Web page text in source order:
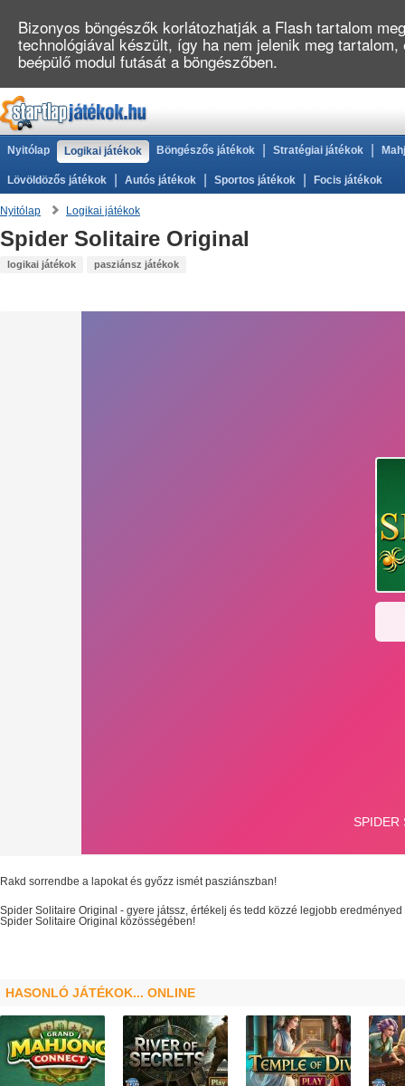
Nyitólap Logikai játékok Böngészős játékok Stratégiai játékok
Lövöldözős játékok Autós játékok Sportos játékok Focis játékok
Nyitólap Logikai játékok
Spider Solitaire Original
logikai játékok pasziánsz játékok
Rakd sorrendbe a lapokat és győzz ismét pasziánszban!
Spider Solitaire Original - gyere játssz, értékelj és tedd közzé legjobb
Spider Solitaire Original közösségében!
HASONLÓ JÁTÉKOK... ONLINE
Bizonyos böngészők korlátozhatják a Flash tartalom
technológiával készült, így ha nem jelenik meg
beépülő modul futását a böngészőben.